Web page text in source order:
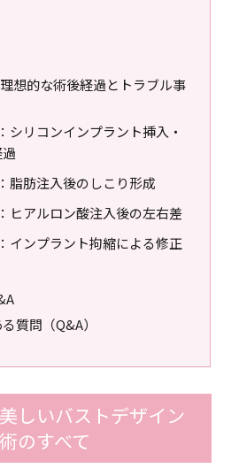
想的な術後経過とトラブル事
シリコンインプラント挿入・
脂肪注入後のしこり形成
ヒアルロン酸注入後の左右差
インプラント拘縮による修正
質問（Q&A）
しいバストデザイン
のすべて